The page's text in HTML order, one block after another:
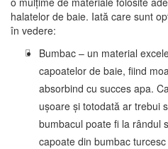
halatelor de baie. Iată care sunt
în vedere:
Bumbac – un material
capoatelor de baie, fiind
absorbind cu succes apa.
ușoare și totodată ar trebui
bumbacul poate fi la rândul
capoate din bumbac